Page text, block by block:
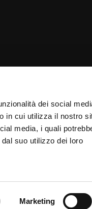
dei social
in cui utilizza il nostro
media, i quali
suo utilizzo dei loro
Marketing
Info
Cookie
Credits